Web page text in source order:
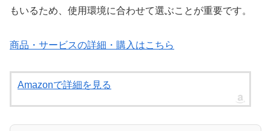
もいるため、使用環境に合わせて選ぶことが重要です。
商品・サービスの詳細・購入はこちら
Amazonで詳細を見る